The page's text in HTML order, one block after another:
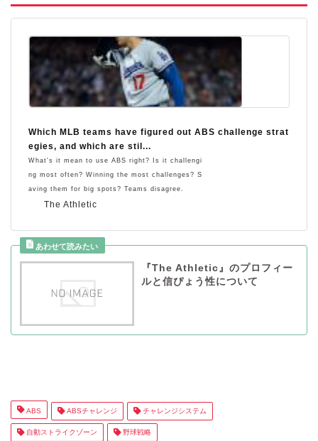
The Athletic
Which MLB teams have figured out ABS challenge strat
egies, and which are stil...
What's it mean to use ABS right? Is it challengi
ng most often? Winning the most challenges? S
aving them for big spots? Teams disagree.
『The Athletic』のプロフィー
ルと信ぴょう性について
ABS ABSチャレンジ チャレンジシステム
自動ストライクゾーン 野球戦略